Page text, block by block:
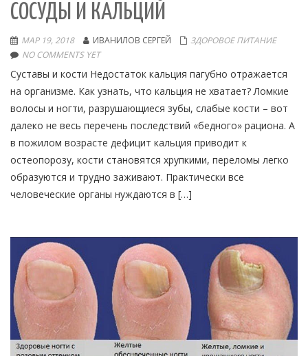
СОСУДЫ И КАЛЬЦИЙ
МАР 19, 2018 ИВАНИЛОВ СЕРГЕЙ
ЗДОРОВОЕ ПИТАНИЕ
NO COMMENTS YET
Суставы и кости Недостаток кальция пагубно отражается
на организме. Как узнать, что кальция не хватает? Ломкие
волосы и ногти, разрушающиеся зубы, слабые кости – вот
далеко не весь перечень последствий «бедного» рациона. А
в пожилом возрасте дефицит кальция приводит к
остеопорозу, кости становятся хрупкими, переломы легко
образуются и трудно заживают. Практически все
человеческие органы нуждаются в […]